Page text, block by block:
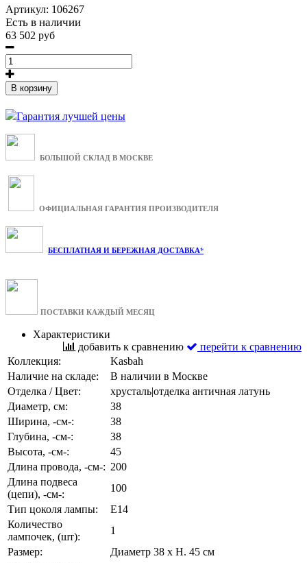
Артикул: 106267
Есть в наличии
63 502 руб
В корзину
Гарантия лучшей цены
БОЛЬШОЙ СКЛАД В МОСКВЕ
ОФИЦИАЛЬНАЯ ГАРАНТИЯ ПРОИЗВОДИТЕЛЯ
БЕСПЛАТНАЯ И БЕРЕЖНАЯ ДОСТАВКА*
ПОСТАВКИ КАЖДЫЙ МЕСЯЦ
Характеристики
добавить к сравнению
перейти к сравнению
Коллекция:
Kasbah
Наличие на складе:
В наличии в Москве
Отделка / Цвет:
хрусталь|отделка античная латунь
Диаметр, см:
38
Ширина, -см-:
38
Глубина, -см-:
38
Высота, -см-:
45
Длина провода, -см-: 200
Длина подвеса
(цепи), -см-:
100
Тип цоколя лампы:
E14
Количество
лампочек, (шт):
1
Размер:
Диаметр 38 x H. 45 см